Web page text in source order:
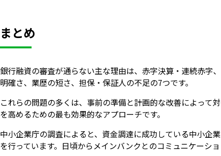
まとめ
銀行融資の審査が通らない主な理由は、赤字決算・連続赤字
明確さ、業歴の短さ、担保・保証人の不足の7つです。
これらの問題の多くは、事前の準備と計画的な改善によって
を高めるための最も効果的なアプローチです。
中小企業庁の調査によると、資金調達に成功している中小企
を行っています。日頃からメインバンクとのコミュニケーシ